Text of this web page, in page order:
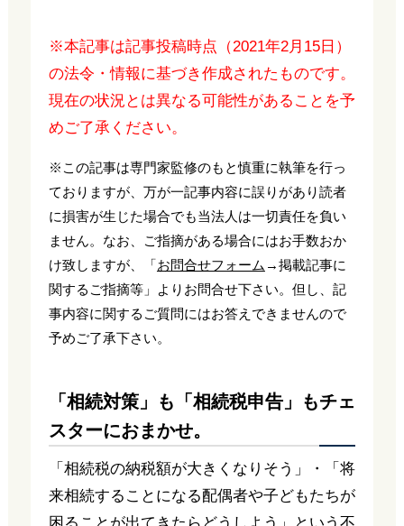
※本記事は記事投稿時点（2021年2月15日）
の法令・情報に基づき作成されたものです。
現在の状況とは異なる可能性があることを予
めご了承ください。
※この記事は専門家監修のもと慎重に執筆を行っ
ておりますが、万が一記事内容に誤りがあり読者
に損害が生じた場合でも当法人は一切責任を負い
ません。なお、ご指摘がある場合にはお手数おか
け致しますが、「お問合せフォーム →掲載記事に
関するご指摘等」よりお問合せ下さい。但し、記
事内容に関するご質問にはお答えできませんので
予めご了承下さい。
「相続対策」も「相続税申告」もチェ
スターにおまかせ。
「相続税の納税額が大きくなりそう」・「将
来相続することになる配偶者や子どもたちが